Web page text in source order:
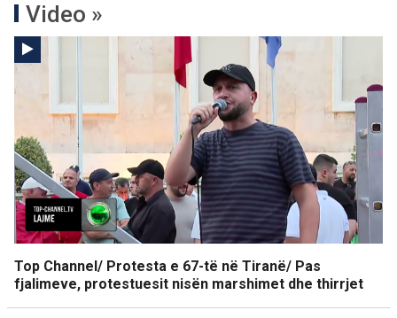
Video »
Top Channel/ Protesta e 67-të në Tiranë/ Pas
fjalimeve, protestuesit nisën marshimet dhe thirrjet